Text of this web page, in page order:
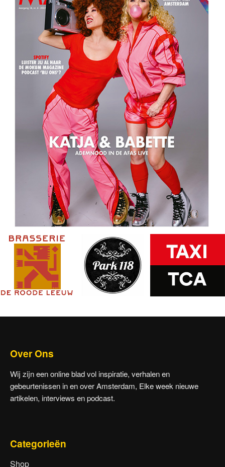
Over Ons
Wij zijn een online blad vol inspiratie, verhalen en
gebeurtenissen in en over Amsterdam, Elke week nieuwe
artikelen, interviews en podcast.
Categorieën
Shop